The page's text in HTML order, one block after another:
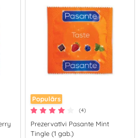
Populārs
(4)
Prezervatīvi Pasante Mint
Tingle (1 gab.)